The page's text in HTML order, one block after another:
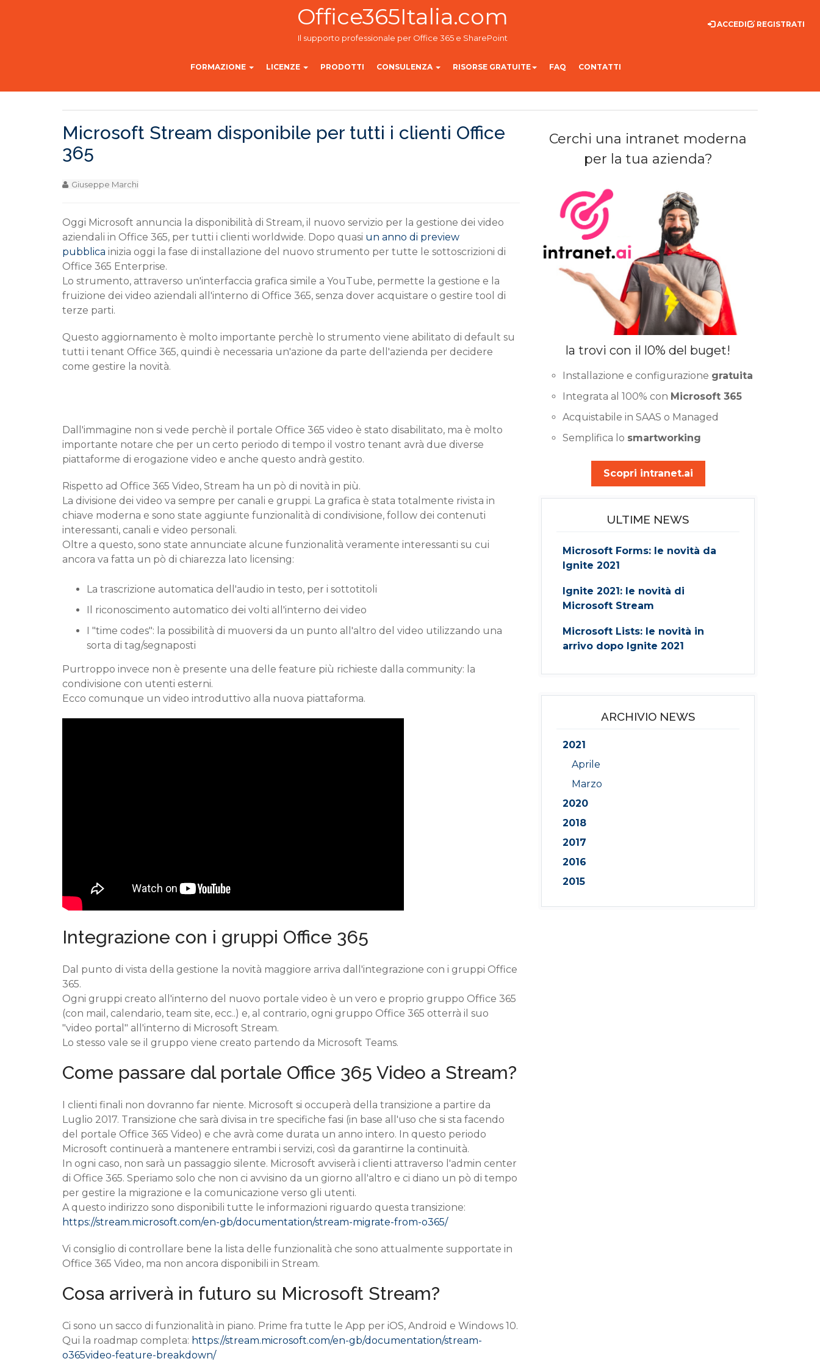
Office365Italia.com
Il supporto professionale per Office 365 e SharePoint
FORMAZIONE LICENZE PRODOTTI CONSULENZA RISORSE GRATUITE FAQ CONTATTI
REGISTRATI
ACCEDI
Microsoft Stream disponibile per tutti i clienti Office
365
Giuseppe Marchi
Oggi Microsoft annuncia la disponibilità di Stream, il nuovo servizio per la gestione dei video
aziendali in Office 365, per tutti i clienti worldwide. Dopo quasi un anno di preview
pubblica inizia oggi la fase di installazione del nuovo strumento per tutte le sottoscrizioni di
Office 365 Enterprise.
Lo strumento, attraverso un'interfaccia grafica simile a YouTube, permette la gestione e la
fruizione dei video aziendali all'interno di Office 365, senza dover acquistare o gestire tool di
terze parti.
Questo aggiornamento è molto importante perchè lo strumento viene abilitato di default su
tutti i tenant Office 365, quindi è necessaria un'azione da parte dell'azienda per decidere
come gestire la novità.
Dall'immagine non si vede perchè il portale Office 365 video è stato disabilitato, ma è molto
importante notare che per un certo periodo di tempo il vostro tenant avrà due diverse
piattaforme di erogazione video e anche questo andrà gestito.
Rispetto ad Office 365 Video, Stream ha un pò di novità in più.
La divisione dei video va sempre per canali e gruppi. La grafica è stata totalmente rivista in
chiave moderna e sono state aggiunte funzionalità di condivisione, follow dei contenuti
interessanti, canali e video personali.
Oltre a questo, sono state annunciate alcune funzionalità veramente interessanti su cui
ancora va fatta un pò di chiarezza lato licensing:
La trascrizione automatica dell'audio in testo, per i sottotitoli
Il riconoscimento automatico dei volti all'interno dei video
I "time codes": la possibilità di muoversi da un punto all'altro del video utilizzando una
sorta di tag/segnaposti
Purtroppo invece non è presente una delle feature più richieste dalla community: la
condivisione con utenti esterni.
Ecco comunque un video introduttivo alla nuova piattaforma.
Integrazione con i gruppi Office 365
Dal punto di vista della gestione la novità maggiore arriva dall'integrazione con i gruppi Office
365.
Ogni gruppi creato all'interno del nuovo portale video è un vero e proprio gruppo Office 365
(con mail, calendario, team site, ecc..) e, al contrario, ogni gruppo Office 365 otterrà il suo
"video portal" all'interno di Microsoft Stream.
Lo stesso vale se il gruppo viene creato partendo da Microsoft Teams.
Come passare dal portale Office 365 Video a Stream?
I clienti finali non dovranno far niente. Microsoft si occuperà della transizione a partire da
Luglio 2017. Transizione che sarà divisa in tre specifiche fasi (in base all'uso che si sta facendo
del portale Office 365 Video) e che avrà come durata un anno intero. In questo periodo
Microsoft continuerà a mantenere entrambi i servizi, così da garantirne la continuità.
In ogni caso, non sarà un passaggio silente. Microsoft avviserà i clienti attraverso l'admin center
di Office 365. Speriamo solo che non ci avvisino da un giorno all'altro e ci diano un pò di tempo
per gestire la migrazione e la comunicazione verso gli utenti.
A questo indirizzo sono disponibili tutte le informazioni riguardo questa transizione:
https://stream.microsoft.com/en-gb/documentation/stream-migrate-from-o365/
Vi consiglio di controllare bene la lista delle funzionalità che sono attualmente supportate in
Office 365 Video, ma non ancora disponibili in Stream.
Cosa arriverà in futuro su Microsoft Stream?
Ci sono un sacco di funzionalità in piano. Prime fra tutte le App per iOS, Android e Windows 10.
Qui la roadmap completa: https://stream.microsoft.com/en-gb/documentation/stream-
o365video-feature-breakdown/
Cerchi una intranet moderna
per la tua azienda?
la trovi con il l0% del buget!
Installazione e configurazione gratuita
Integrata al 100% con Microsoft 365
Acquistabile in SAAS o Managed
Semplifica lo smartworking
Scopri intranet.ai
ULTIME NEWS
Microsoft Forms: le novità da
Ignite 2021
Ignite 2021: le novità di
Microsoft Stream
Microsoft Lists: le novità in
arrivo dopo Ignite 2021
ARCHIVIO NEWS
2021
Aprile
Marzo
2020
2018
2017
2016
2015